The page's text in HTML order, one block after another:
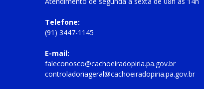
Telefone:
(91) 3447-1145
E-mail:
faleconosco@cachoeiradopiria.pa.gov.br
controladoriageral@cachoeiradopiria.pa.gov.br